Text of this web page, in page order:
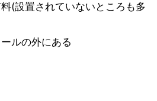
(設置されていないところも多
ルの外にある